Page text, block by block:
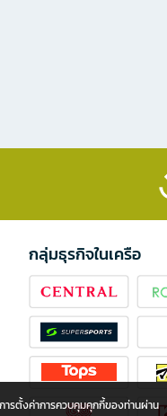
กลุ่มธุรกิจในเครือ
ารตั้งค่าการควบคุมคุกกี้ของท่านผ่าน